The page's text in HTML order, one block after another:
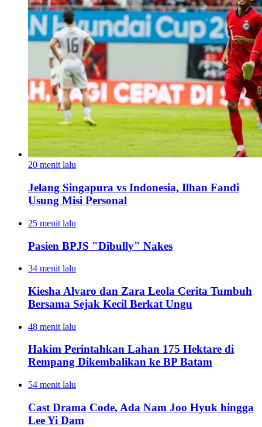
20 menit lalu
Jelang Singapura vs Indonesia, Ilhan Fandi
Usung Misi Personal
25 menit lalu
Pasien BPJS "Dibully" Nakes
34 menit lalu
Kiesha Alvaro dan Zara Leola Cerita Tumbuh
Bersama Sejak Kecil Berkat Ungu
48 menit lalu
Hakim Perintahkan Lahan 175 Hektare di
Rempang Dikembalikan ke BP Batam
54 menit lalu
Cast Drama Code, Ada Nam Joo Hyuk hingga
Lee Yi Dam